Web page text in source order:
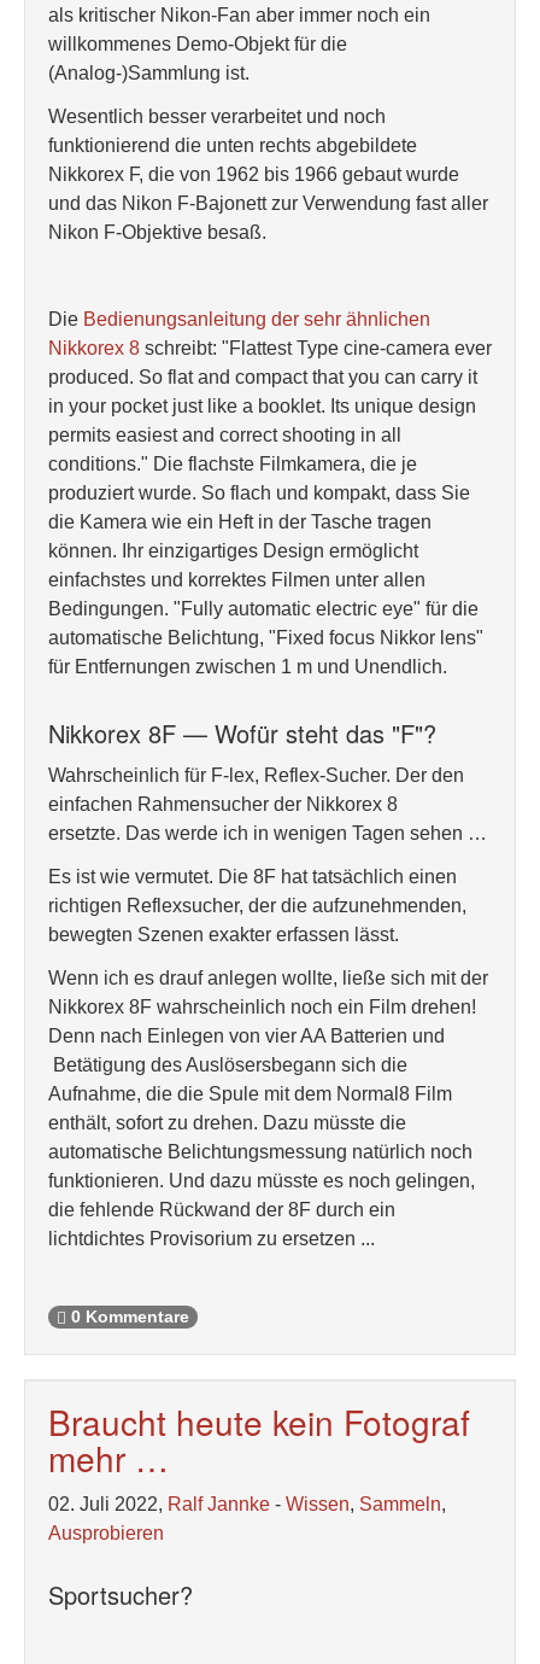
als kritischer Nikon-Fan aber immer noch ein
willkommenes Demo-Objekt für die
(Analog-)Sammlung ist.
Wesentlich besser verarbeitet und noch
funktionierend die unten rechts abgebildete
Nikkorex F, die von 1962 bis 1966 gebaut wurde
und das Nikon F-Bajonett zur Verwendung fast aller
Nikon F-Objektive besaß.
Die Bedienungsanleitung der sehr ähnlichen
Nikkorex 8 schreibt: "Flattest Type cine-camera ever
produced. So flat and compact that you can carry it
in your pocket just like a booklet. Its unique design
permits easiest and correct shooting in all
conditions." Die flachste Filmkamera, die je
produziert wurde. So flach und kompakt, dass Sie
die Kamera wie ein Heft in der Tasche tragen
können. Ihr einzigartiges Design ermöglicht
einfachstes und korrektes Filmen unter allen
Bedingungen. "Fully automatic electric eye" für die
automatische Belichtung, "Fixed focus Nikkor lens"
für Entfernungen zwischen 1 m und Unendlich.
Nikkorex 8F — Wofür steht das "F"?
Wahrscheinlich für F-lex, Reflex-Sucher. Der den
einfachen Rahmensucher der Nikkorex 8
ersetzte. Das werde ich in wenigen Tagen sehen …
Es ist wie vermutet. Die 8F hat tatsächlich einen
richtigen Reflexsucher, der die aufzunehmenden,
bewegten Szenen exakter erfassen lässt.
Wenn ich es drauf anlegen wollte, ließe sich mit der
Nikkorex 8F wahrscheinlich noch ein Film drehen!
Denn nach Einlegen von vier AA Batterien und
Betätigung des Auslösersbegann sich die
Aufnahme, die die Spule mit dem Normal8 Film
enthält, sofort zu drehen. Dazu müsste die
automatische Belichtungsmessung natürlich noch
funktionieren. Und dazu müsste es noch gelingen,
die fehlende Rückwand der 8F durch ein
lichtdichtes Provisorium zu ersetzen ...
0 Kommentare
Braucht heute kein Fotograf
mehr …
02. Juli 2022, Ralf Jannke - Wissen, Sammeln,
Ausprobieren
Sportsucher?